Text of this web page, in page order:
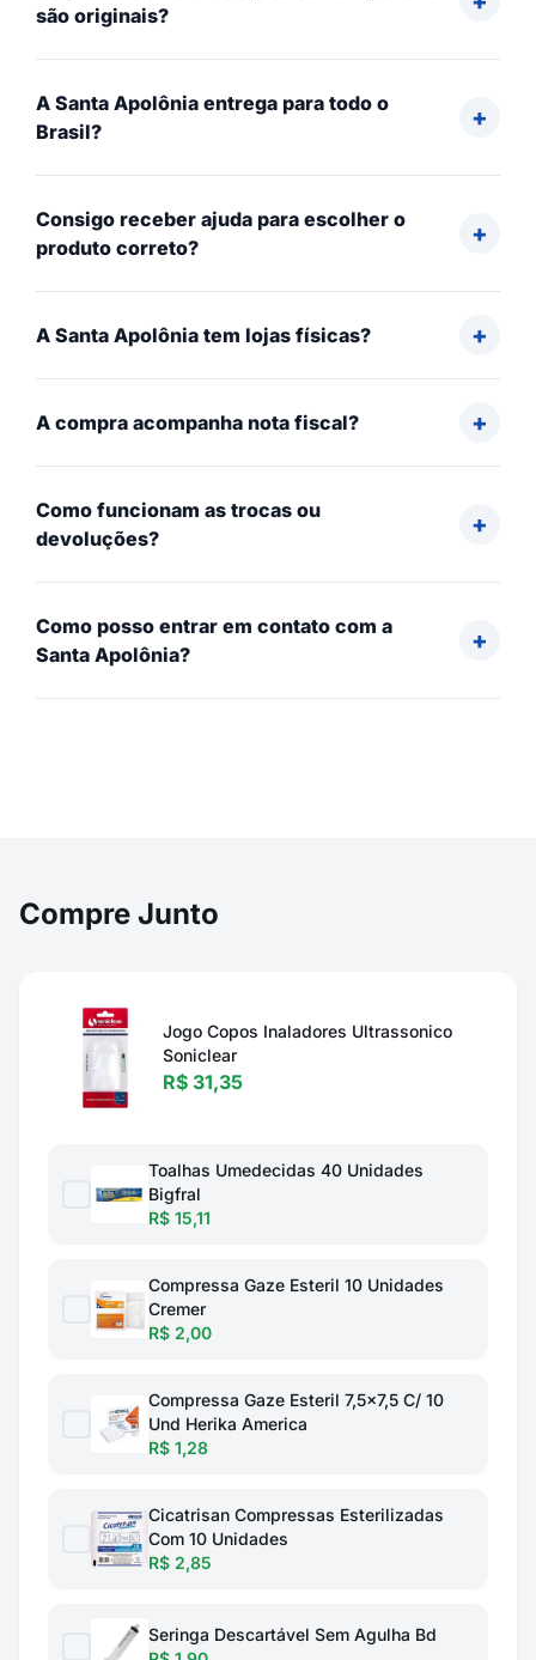
são originais?
A Santa Apolônia entrega para todo o
Brasil?
Consigo receber ajuda para escolher o
produto correto?
A Santa Apolônia tem lojas físicas?
A compra acompanha nota fiscal?
Como funcionam as trocas ou
devoluções?
Como posso entrar em contato com a
Santa Apolônia?
Compre Junto
Jogo Copos Inaladores Ultrassonico
Soniclear
R$ 31,35
Toalhas Umedecidas 40 Unidades
Bigfral
R$ 15,11
Compressa Gaze Esteril 10 Unidades
Cremer
R$ 2,00
Compressa Gaze Esteril 7,5x7,5 C/ 10
Und Herika America
R$ 1,28
Cicatrisan Compressas Esterilizadas
Com 10 Unidades
R$ 2,85
Seringa Descartável Sem Agulha Bd